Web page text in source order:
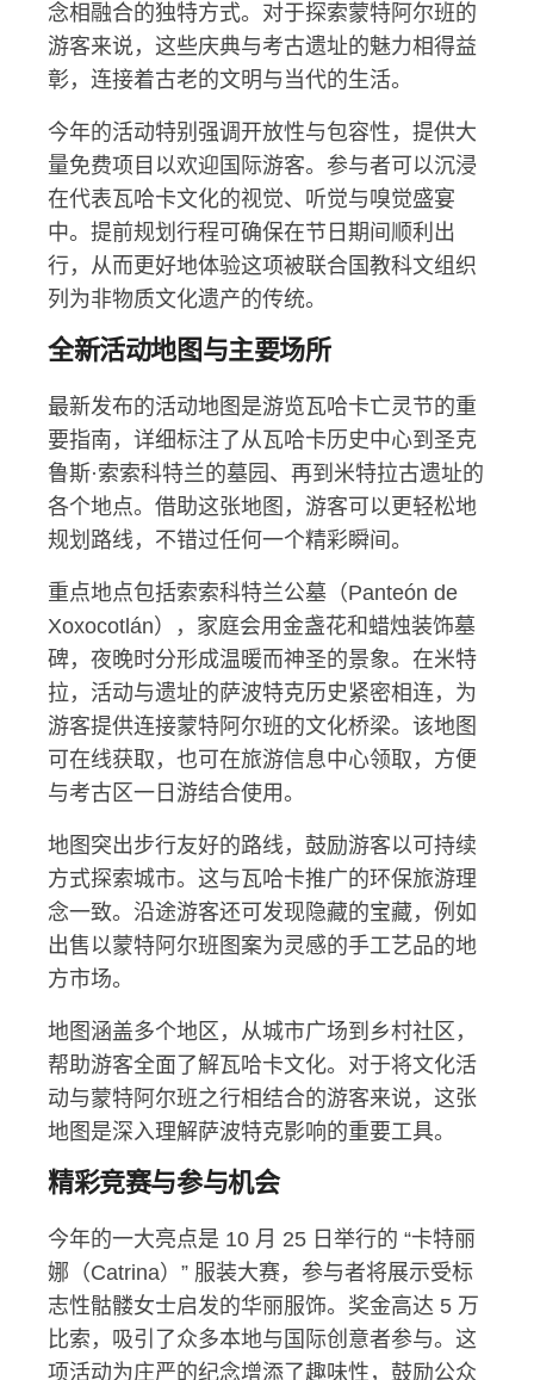
念相融合的独特方式。对于探索蒙特阿尔班的
游客来说，这些庆典与考古遗址的魅力相得益
彰，连接着古老的文明与当代的生活。
今年的活动特别强调开放性与包容性，提供大
量免费项目以欢迎国际游客。参与者可以沉浸
在代表瓦哈卡文化的视觉、听觉与嗅觉盛宴
中。提前规划行程可确保在节日期间顺利出
行，从而更好地体验这项被联合国教科文组织
列为非物质文化遗产的传统。
全新活动地图与主要场所
最新发布的活动地图是游览瓦哈卡亡灵节的重
要指南，详细标注了从瓦哈卡历史中心到圣克
鲁斯·索索科特兰的墓园、再到米特拉古遗址的
各个地点。借助这张地图，游客可以更轻松地
规划路线，不错过任何一个精彩瞬间。
重点地点包括索索科特兰公墓（Panteón de
Xoxocotlán），家庭会用金盏花和蜡烛装饰墓
碑，夜晚时分形成温暖而神圣的景象。在米特
拉，活动与遗址的萨波特克历史紧密相连，为
游客提供连接蒙特阿尔班的文化桥梁。该地图
可在线获取，也可在旅游信息中心领取，方便
与考古区一日游结合使用。
地图突出步行友好的路线，鼓励游客以可持续
方式探索城市。这与瓦哈卡推广的环保旅游理
念一致。沿途游客还可发现隐藏的宝藏，例如
出售以蒙特阿尔班图案为灵感的手工艺品的地
方市场。
地图涵盖多个地区，从城市广场到乡村社区，
帮助游客全面了解瓦哈卡文化。对于将文化活
动与蒙特阿尔班之行相结合的游客来说，这张
地图是深入理解萨波特克影响的重要工具。
精彩竞赛与参与机会
今年的一大亮点是 10 月 25 日举行的 “卡特丽
娜（Catrina）” 服装大赛，参与者将展示受标
志性骷髅女士启发的华丽服饰。奖金高达 5 万
比索，吸引了众多本地与国际创意者参与。这
项活动为庄严的纪念增添了趣味性，鼓励公众